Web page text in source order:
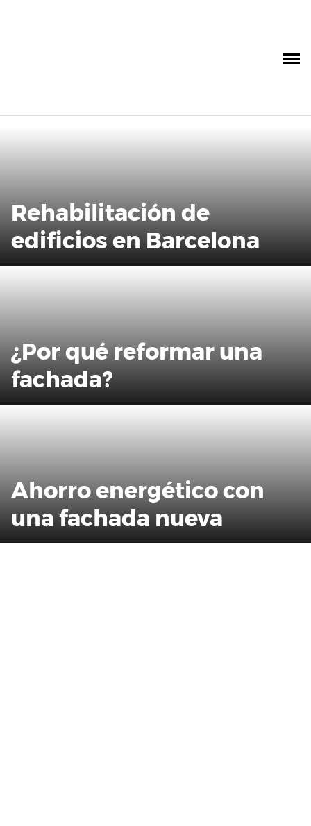
Rehabilitación de
edificios en Barcelona
¿Por qué reformar una
fachada?
Ahorro energético con
una fachada nueva